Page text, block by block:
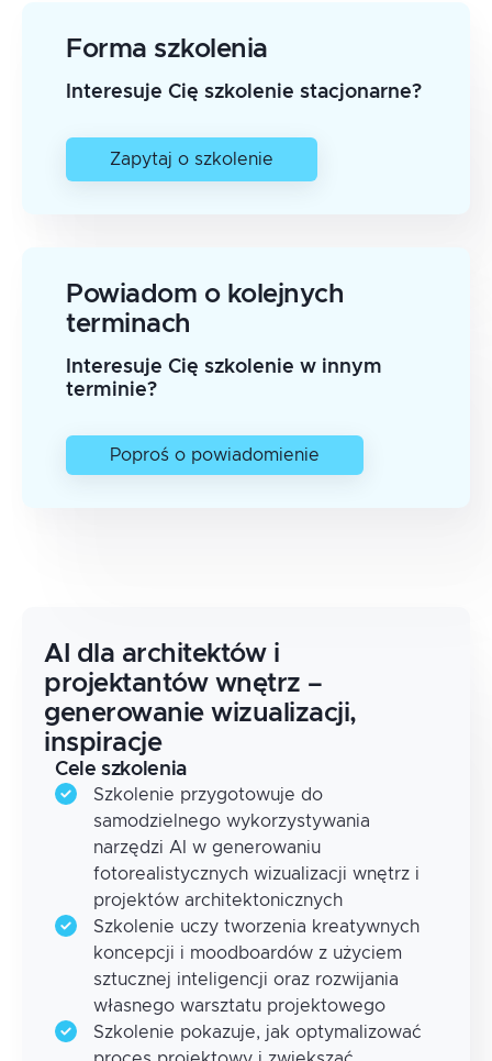
Forma szkolenia
Interesuje Cię szkolenie stacjonarne?
Zapytaj o szkolenie
Powiadom o kolejnych
terminach
Interesuje Cię szkolenie w innym
terminie?
Poproś o powiadomienie
AI dla architektów i
projektantów wnętrz –
generowanie wizualizacji,
inspiracje
Cele szkolenia
Szkolenie przygotowuje do
samodzielnego wykorzystywania
narzędzi AI w generowaniu
fotorealistycznych wizualizacji wnętrz i
projektów architektonicznych
Szkolenie uczy tworzenia kreatywnych
koncepcji i moodboardów z użyciem
sztucznej inteligencji oraz rozwijania
własnego warsztatu projektowego
Szkolenie pokazuje, jak optymalizować